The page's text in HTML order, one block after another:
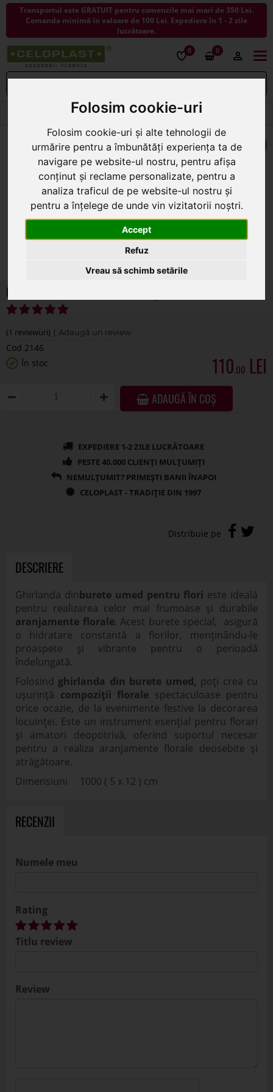
Folosim cookie-uri
Folosim cookie-uri și alte tehnologii de
urmărire pentru a îmbunătăți experiența ta de
navigare pe website-ul nostru, pentru afișa
conținut și reclame personalizate, pentru a
analiza traficul de pe website-ul nostru și
pentru a înțelege de unde vin vizitatorii noștri.
Accept
Refuz
Vreau să schimb setările
Transportul este GRATUIT pentru comenzile mai mari de 350 Lei.
Comanda minimă în valoare de 100 Lei. Expediere în 1 - 2 zile
lucrătoare.
0 0
< ÎNAPOI LA BURETE PENTRU FLORI
Ghirlanda din burete umed pentru flori
(1 reviewuri) |
Cod 2146
În stoc
110.00
ADAUGĂ ÎN COȘ
DESCRIERE
Ghirlanda dinburete umed pentru flori este ideală
pentru realizarea celor mai frumoase și durabile
aranjamente florale. Acest burete special, asigură
o hidratare constantă a florilor, menținându-le
proaspete și vibrante pentru o perioadă
îndelungată.
Folosind ghirlanda din burete umed, poți crea cu
ușurință compoziții florale spectaculoase pentru
orice ocazie, de la evenimente festive la decorarea
locuinței. Este un instrument esențial pentru florari
și amatori deopotrivă, oferind suportul necesar
pentru a realiza aranjamente florale deosebite și
atrăgătoare.
Dimensiuni 1000 ( 5 x 12 ) cm
RECENZII
Numele meu
Rating
Titlu review
Review